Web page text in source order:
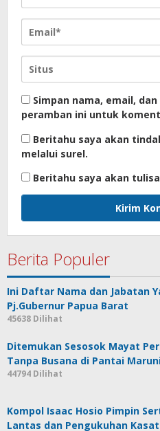
Simpan nama, email,
peramban ini untuk
Beritahu saya akan
melalui surel.
Beritahu saya akan
Berita Populer
Ini Daftar Nama dan Jabatan
Pj.Gubernur Papua Barat
45638 Dilihat
Ditemukan Sesosok Mayat
Tanpa Busana di Pantai
44794 Dilihat
Kompol Isaac Hosio Pimpin
Lantas dan Pengukuhan